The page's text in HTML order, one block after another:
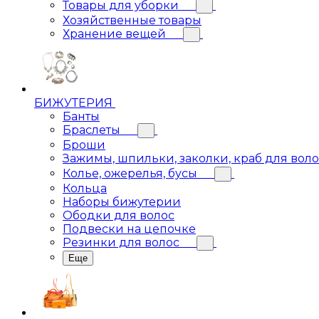
Товары для уборки
Хозяйственные товары
Хранение вещей
БИЖУТЕРИЯ
Банты
Браслеты
Броши
Зажимы, шпильки, заколки, краб для
Колье, ожерелья, бусы
Кольца
Наборы бижутерии
Ободки для волос
Подвески на цепочке
Резинки для волос
Еще